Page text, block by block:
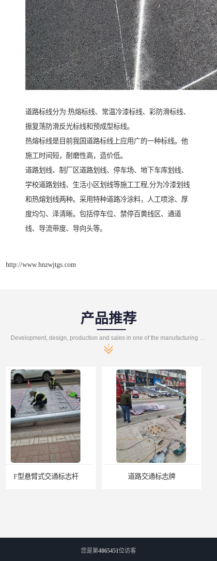
道路标线分为:热熔标线、常温冷漆标线、彩防滑标线、
振复荡防滑反光标线和预成型标线。
热熔标线是目前我国道路标线上应用广的一种标线。他
施工时间短，耐磨性高，造价低。
道路划线、制厂区道路划线、停车场、地下车库划线、
学校道路划线、生活小区划线等施工工程,分为冷漆划线
和热熔划线两种。采用特种道路冷涂料，人工喷涂、厚
度均匀、泽清晰。包括停车位、禁停百黄线区、通道
线、导流带度、导向头等。
http://www.hnzwjtgs.com
产品推荐
Development, design, production and sales in one of the manufacturing enterprises
道路交通标志牌 道路交通标志标线
您是第4865451位访客